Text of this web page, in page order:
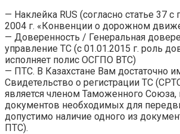
— Наклейка RUS (согласно статье 37 с
2004 г. «Конвенции о дорожном
— Доверенность / Генеральная
управление ТС (с 01.01.2015 г. роль
исполняет полис ОСГПО ВТС)
— ПТС. В Казахстане Вам достаточно
Свидетельство о регистрации ТС
является членом Таможенного Союза,
документов необходимых для
допустимо наличие одного из
ПТС).